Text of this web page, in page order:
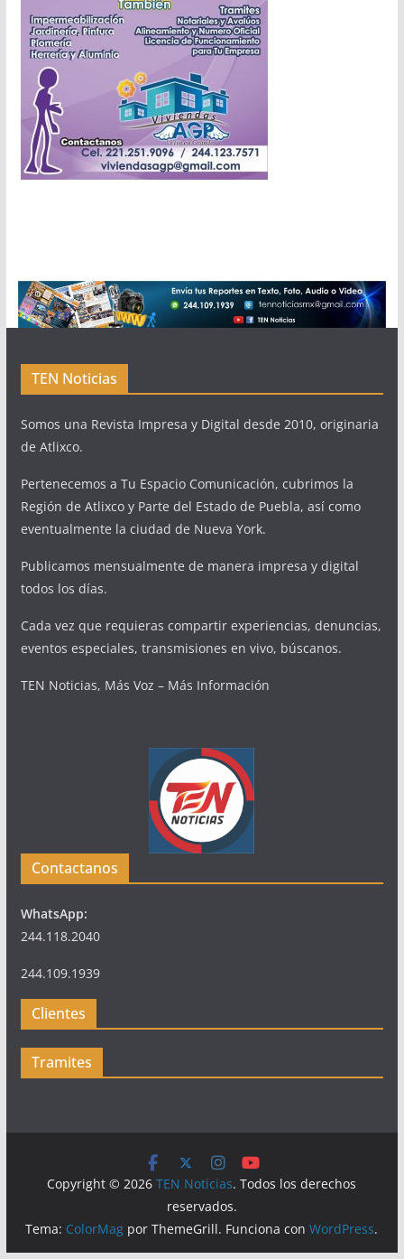
TEN Noticias
Somos una Revista Impresa y Digital desde 2010, originaria
de Atlixco.
Pertenecemos a Tu Espacio Comunicación, cubrimos la
Región de Atlixco y Parte del Estado de Puebla, así como
eventualmente la ciudad de Nueva York.
Publicamos mensualmente de manera impresa y digital
todos los días.
Cada vez que requieras compartir experiencias, denuncias,
eventos especiales, transmisiones en vivo, búscanos.
TEN Noticias, Más Voz – Más Información
Contactanos
WhatsApp:
244.118.2040
244.109.1939
Clientes
Tramites
Copyright © 2026TEN Noticias. Todos los derechos
reservados.
Tema: ColorMag por ThemeGrill. Funciona conWordPress.